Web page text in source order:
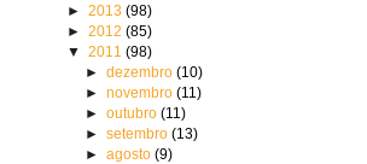
►2013(98)
►2012(85)
▼2011(98)
► dezembro (10)
► novembro (11)
► outubro (11)
► setembro (13)
► agosto (9)